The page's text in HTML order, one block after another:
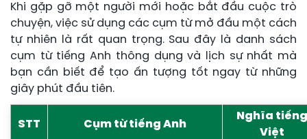
Khi gặp gỡ một người mới hoặc bắt đầu cuộc trò
chuyện, việc sử dụng các cụm từ mở đầu một cách
tự nhiên là rất quan trọng. Sau đây là danh sách
cụm từ tiếng Anh thông dụng và lịch sự nhất mà
bạn cần biết để tạo ấn tượng tốt ngay từ những
giây phút đầu tiên.
STT Cụm từ tiếng Anh
Nghĩa tiếng
Việt